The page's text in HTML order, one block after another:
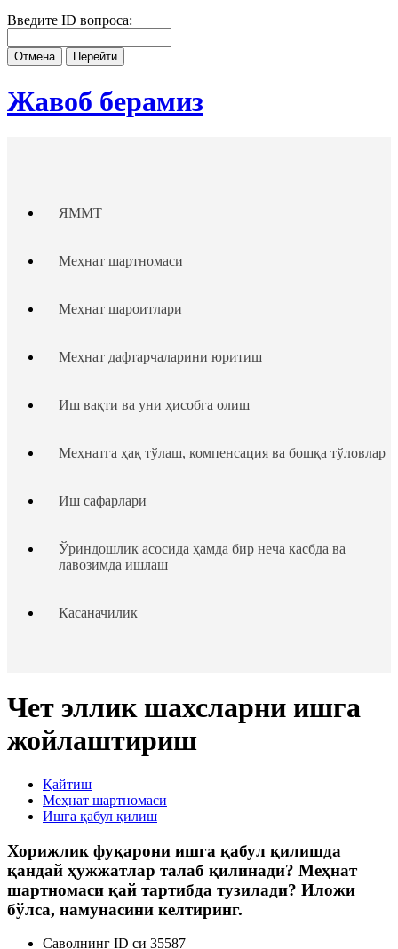
Введите ID вопроса:
Отмена Перейти
Жавоб берамиз
ЯММТ
Меҳнат шартномаси
Меҳнат шароитлари
Меҳнат дафтарчаларини юритиш
Иш вақти ва уни ҳисобга олиш
Меҳнатга ҳақ тўлаш, компенсация ва бошқа тўловлар
Иш сафарлари
Ўриндошлик асосида ҳамда бир неча касбда ва
лавозимда ишлаш
Касаначилик
Ходим ва иш берувчининг жавобгарлиги
Ходимлар ҳуқуқларининг кафолатлари
Чет эллик шахсларни ишга жойлаштириш
Ходимларни аттестациядан ўтказиш
Меҳнат низолари
Чет эллик шахсларни ишга
жойлаштириш
Қайтиш
Меҳнат шартномаси
Ишга қабул қилиш
Хорижлик фуқарони ишга қабул қилишда
қандай ҳужжатлар талаб қилинади? Меҳнат
шартномаси қай тартибда тузилади? Иложи
бўлса, намунасини келтиринг.
Саволнинг ID си 35587